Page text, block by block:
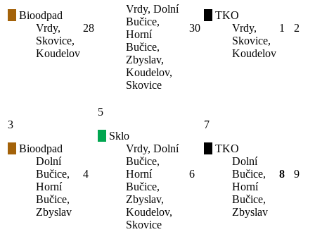
Bioodpad
Vrdy,
Skovice,
Koudelov
28
Vrdy, Dolní
Bučice,
Horní
Bučice,
Zbyslav,
Koudelov,
Skovice
30
TKO
Vrdy,
Skovice,
Koudelov
1 2
3
Bioodpad
Dolní
Bučice,
Horní
Bučice,
Zbyslav
4
5
Sklo
Vrdy, Dolní
Bučice,
Horní
Bučice,
Zbyslav,
Koudelov,
Skovice
6
7
TKO
Dolní
Bučice,
Horní
Bučice,
Zbyslav
8 9